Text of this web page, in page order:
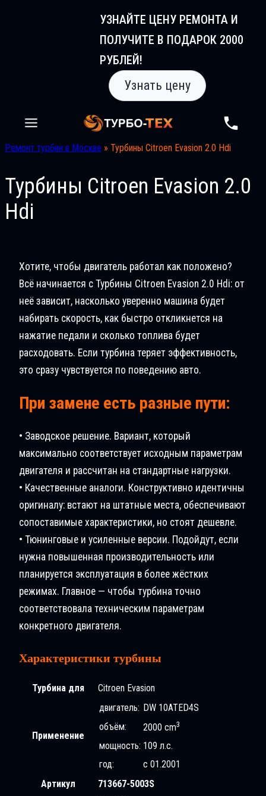
УЗНАЙТЕ ЦЕНУ РЕМОНТА И
ПОЛУЧИТЕ В ПОДАРОК 2000
РУБЛЕЙ!
Узнать цену
Ремонт турбин в Москве » Турбины Citroen Evasion 2.0 Hdi
Турбины Citroen Evasion 2.0
Hdi
Хотите, чтобы двигатель работал как положено?
Всё начинается с Турбины Citroen Evasion 2.0 Hdi: от
неё зависит, насколько уверенно машина будет
набирать скорость, как быстро откликнется на
нажатие педали и сколько топлива будет
расходовать. Если турбина теряет эффективность,
это сразу чувствуется по поведению авто.
При замене есть разные пути:
• Заводское решение. Вариант, который
максимально соответствует исходным параметрам
двигателя и рассчитан на стандартные нагрузки.
• Качественные аналоги. Конструктивно идентичны
оригиналу: встают на штатные места, обеспечивают
сопоставимые характеристики, но стоят дешевле.
• Тюнинговые и усиленные версии. Подойдут, если
нужна повышенная производительность или
планируется эксплуатация в более жёстких
режимах. Главное — чтобы турбина точно
соответствовала техническим параметрам
конкретного двигателя.
Характеристики турбины
Турбина для Citroen Evasion
Применение
двигатель: DW 10ATED4S
объём:
2000 cm3
мощность: 109 л.с.
год:
с 01.2001
Артикул
713667-5003S